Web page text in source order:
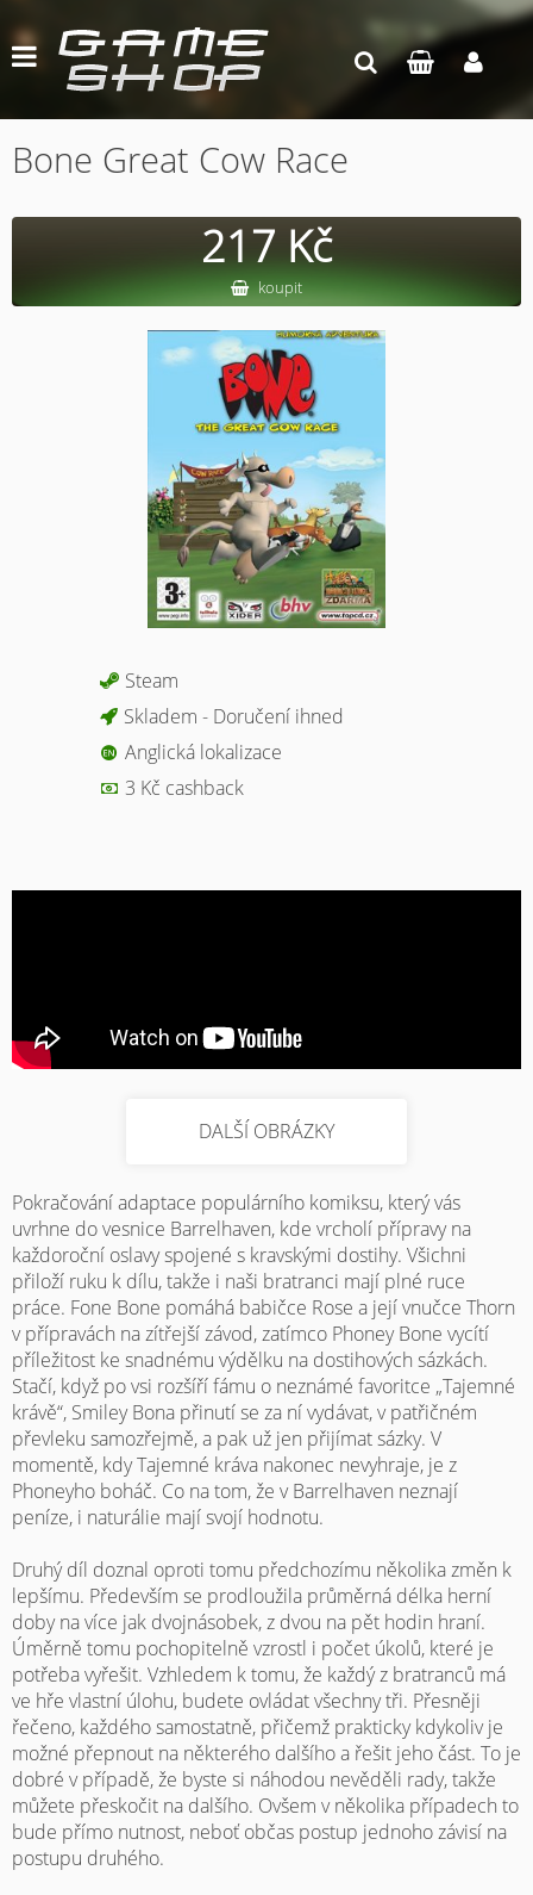
Bone Great Cow Race
217 Kč
koupit
Steam
Skladem - Doručení ihned
Anglická lokalizace
3 Kč cashback
DALŠÍ OBRÁZKY
Pokračování adaptace populárního komiksu, který vás
uvrhne do vesnice Barrelhaven, kde vrcholí přípravy na
každoroční oslavy spojené s kravskými dostihy. Všichni
přiloží ruku k dílu, takže i naši bratranci mají plné ruce
práce. Fone Bone pomáhá babičce Rose a její vnučce Thorn
v přípravách na zítřejší závod, zatímco Phoney Bone vycítí
příležitost ke snadnému výdělku na dostihových sázkách.
Stačí, když po vsi rozšíří fámu o neznámé favoritce „Tajemné
krávě“, Smiley Bona přinutí se za ní vydávat, v patřičném
převleku samozřejmě, a pak už jen přijímat sázky. V
momentě, kdy Tajemné kráva nakonec nevyhraje, je z
Phoneyho boháč. Co na tom, že v Barrelhaven neznají
peníze, i naturálie mají svojí hodnotu.
Druhý díl doznal oproti tomu předchozímu několika změn k
lepšímu. Především se prodloužila průměrná délka herní
doby na více jak dvojnásobek, z dvou na pět hodin hraní.
Úměrně tomu pochopitelně vzrostl i počet úkolů, které je
potřeba vyřešit. Vzhledem k tomu, že každý z bratranců má
ve hře vlastní úlohu, budete ovládat všechny tři. Přesněji
řečeno, každého samostatně, přičemž prakticky kdykoliv je
možné přepnout na některého dalšího a řešit jeho část. To je
dobré v případě, že byste si náhodou nevěděli rady, takže
můžete přeskočit na dalšího. Ovšem v několika případech to
bude přímo nutnost, neboť občas postup jednoho závisí na
postupu druhého.